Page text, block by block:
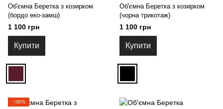
Об'ємна Беретка з козирком
(бордо еко-замш)
1 100 грн
Купити
Об'ємна Беретка з козирком
(чорна трикотаж)
1 100 грн
Купити
−38%